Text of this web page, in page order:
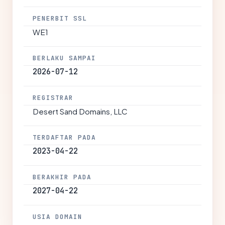
PENERBIT SSL
WE1
BERLAKU SAMPAI
2026-07-12
REGISTRAR
Desert Sand Domains, LLC
TERDAFTAR PADA
2023-04-22
BERAKHIR PADA
2027-04-22
USIA DOMAIN